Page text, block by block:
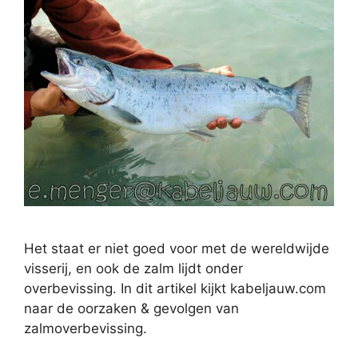
Het staat er niet goed voor met de wereldwijde
visserij, en ook de zalm lijdt onder
overbevissing. In dit artikel kijkt kabeljauw.com
naar de oorzaken & gevolgen van
zalmoverbevissing.